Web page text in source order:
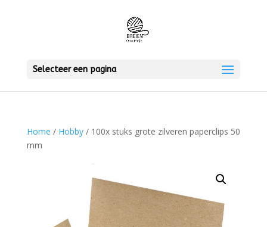
Selecteer een pagina
Home / Hobby/ 100x stuks grote zilveren paperclips 50
mm